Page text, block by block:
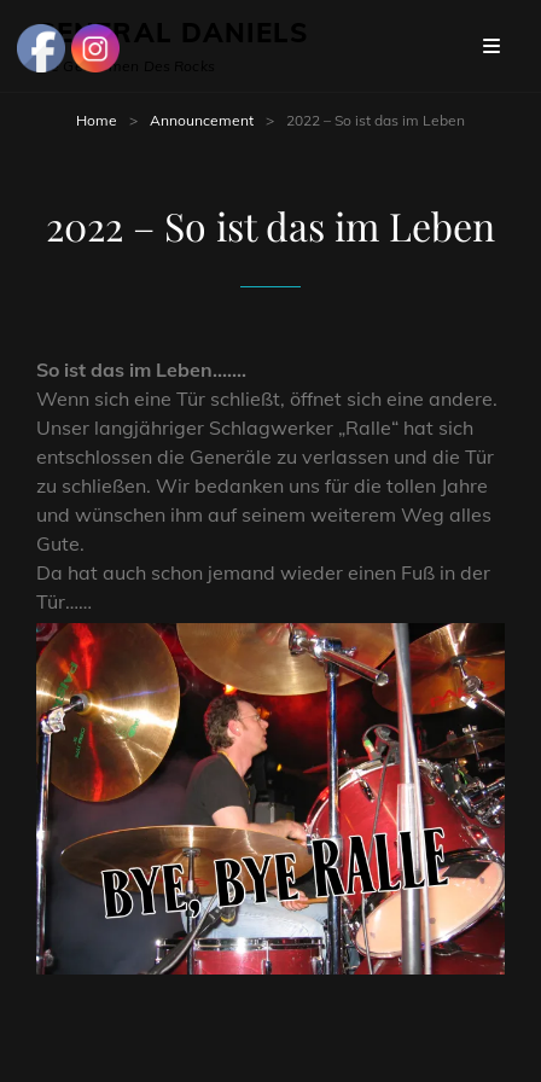
GENERAL DANIELS
Die Gentlemen Des Rocks
Home > Announcement > 2022 – So ist das im Leben
2022 – So ist das im Leben
So ist das im Leben…….
Wenn sich eine Tür schließt, öffnet sich eine andere.
Unser langjähriger Schlagwerker „Ralle“ hat sich
entschlossen die Generäle zu verlassen und die Tür
zu schließen. Wir bedanken uns für die tollen Jahre
und wünschen ihm auf seinem weiterem Weg alles
Gute.
Da hat auch schon jemand wieder einen Fuß in der
Tür……